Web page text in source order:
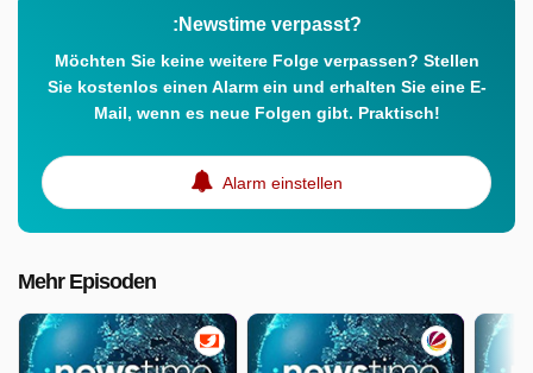
:Newstime verpasst?
Möchten Sie keine weitere Folge verpassen? Stellen
Sie kostenlos einen Alarm ein und erhalten Sie eine E-
Mail, wenn es neue Folgen gibt. Praktisch!
Alarm einstellen
Mehr Episoden